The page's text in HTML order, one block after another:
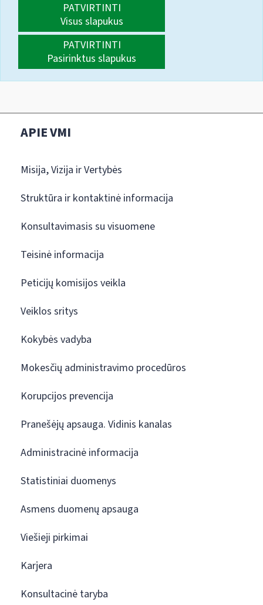
PATVIRTINTI
Visus slapukus
PATVIRTINTI
Pasirinktus slapukus
APIE VMI
Misija, Vizija ir Vertybės
Struktūra ir kontaktinė informacija
Konsultavimasis su visuomene
Teisinė informacija
Peticijų komisijos veikla
Veiklos sritys
Kokybės vadyba
Mokesčių administravimo procedūros
Korupcijos prevencija
Pranešėjų apsauga. Vidinis kanalas
Administracinė informacija
Statistiniai duomenys
Asmens duomenų apsauga
Viešieji pirkimai
Karjera
Konsultacinė taryba